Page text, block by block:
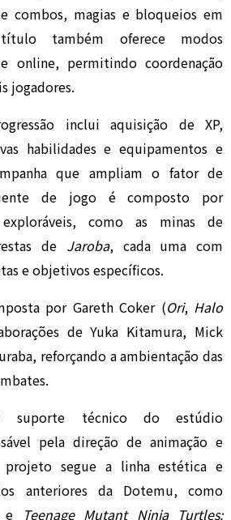
combos, magias e bloqueios em
também oferece modos
online, permitindo coordenação
jogadores.
inclui aquisição de XP,
habilidades e equipamentos e
que ampliam o fator de
de jogo é composto por
como as minas de
de Jaroba, cada uma com
e objetivos específicos.
por Gareth Coker (Ori, Halo
de Yuka Kitamura, Mick
reforçando a ambientação das
suporte técnico do estúdio
pela direção de animação e
projeto segue a linha estética e
anteriores da Dotemu, como
Teenage Mutant Ninja Turtles: